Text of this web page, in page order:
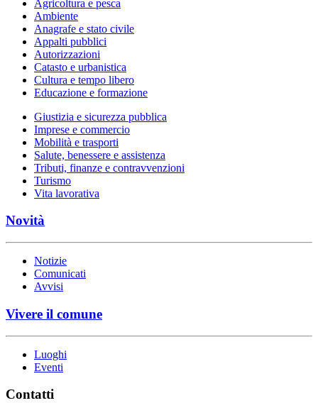
Agricoltura e pesca
Ambiente
Anagrafe e stato civile
Appalti pubblici
Autorizzazioni
Catasto e urbanistica
Cultura e tempo libero
Educazione e formazione
Giustizia e sicurezza pubblica
Imprese e commercio
Mobilità e trasporti
Salute, benessere e assistenza
Tributi, finanze e contravvenzioni
Turismo
Vita lavorativa
Novità
Notizie
Comunicati
Avvisi
Vivere il comune
Luoghi
Eventi
Contatti